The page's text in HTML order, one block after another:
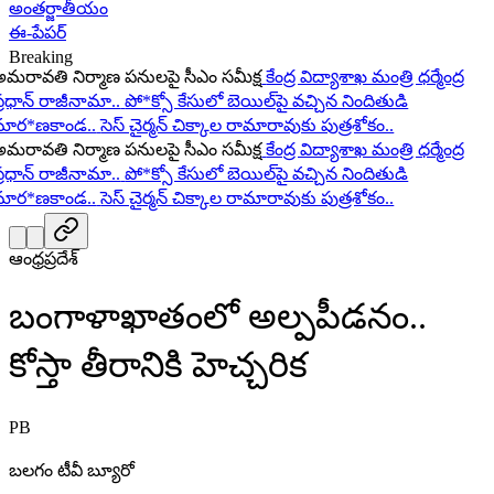
అంతర్జాతీయం
ఈ-పేపర్
Breaking
నిర్మాణ పనులపై సీఎం సమీక్ష కేంద్ర విద్యాశాఖ మంత్రి ధర్మేంద్ర
రాజీనామా.. పో*క్సో కేసులో బెయిల్‌పై వచ్చిన నిందితుడి
సెస్ చైర్మన్ చిక్కాల రామారావుకు పుత్రశోకం..
నిర్మాణ పనులపై సీఎం సమీక్ష కేంద్ర విద్యాశాఖ మంత్రి ధర్మేంద్ర
రాజీనామా.. పో*క్సో కేసులో బెయిల్‌పై వచ్చిన నిందితుడి
సెస్ చైర్మన్ చిక్కాల రామారావుకు పుత్రశోకం..
ఆంధ్రప్రదేశ్
బంగాళాఖాతంలో అల్పపీడనం..
కోస్తా తీరానికి హెచ్చరిక
PB
బలగం టీవీ బ్యూరో